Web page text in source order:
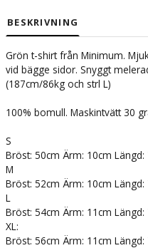
BESKRIVNING
Grön t-shirt från Minimum.
vid bägge sidor. Snyggt
(187cm/86kg och strl L)
100% bomull. Maskintvätt 30
S
Bröst: 50cm Ärm: 10cm Längd:
M
Bröst: 52cm Ärm: 10cm Längd:
L
Bröst: 54cm Ärm: 11cm Längd:
XL:
Bröst: 56cm Ärm: 11cm Längd: